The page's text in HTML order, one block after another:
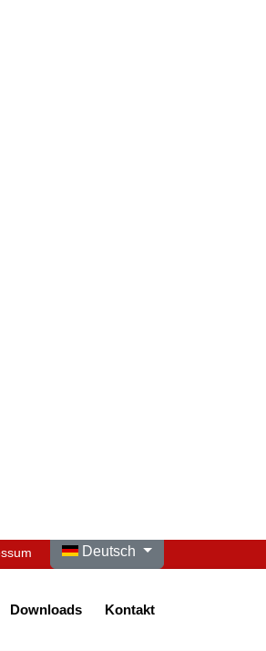
Sprache auswählen
Deutsch
Downloads Kontakt